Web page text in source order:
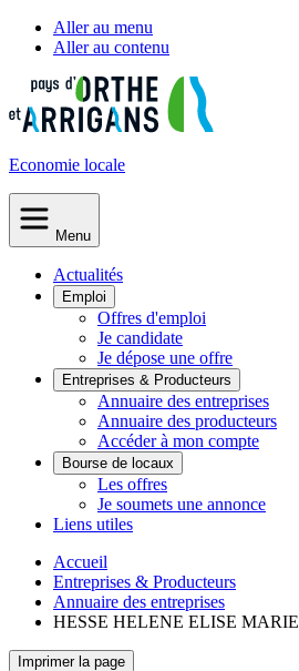
Aller au menu
Aller au contenu
Economie locale
Menu
Actualités
Emploi
Offres d'emploi
Je candidate
Je dépose une offre
Entreprises & Producteurs
Annuaire des entreprises
Annuaire des producteurs
Accéder à mon compte
Bourse de locaux
Les offres
Je soumets une annonce
Liens utiles
Accueil
Entreprises & Producteurs
Annuaire des entreprises
HESSE HELENE ELISE MARIE
Imprimer la page